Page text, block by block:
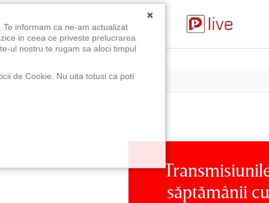
săptămânii cu
×
informam ca ne-am actualizat
in ceea ce priveste prelucrarea
ul nostru te rugam sa aloci timpul
de Cookie. Nu uita totusi ca poti